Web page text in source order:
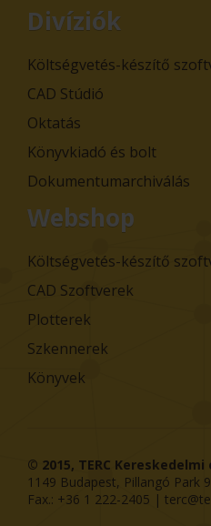
Divíziók
Költségvetés-készítő
CAD Stúdió
Oktatás
Könyvkiadó és bolt
Dokumentumarchiválás
Webshop
Költségvetés-készítő
CAD Szoftverek
Plotterek
Szkennerek
Könyvek
© 2015, TERC
1149 Budapest, Pillangó Park 9
Fax.: +36 1 222-2405 |